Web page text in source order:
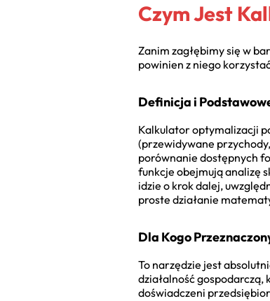
Czym Jest
Zanim zagłębimy się w
powinien z niego
Definicja i
Kalkulator optymalizacji
(przewidywane
porównanie dostępnych
funkcje obejmują analizę
idzie o krok dalej,
proste działanie
Dla Kogo
To narzędzie jest
działalność
doświadczeni